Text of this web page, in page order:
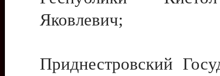
Яковлевич;
Приднестровский